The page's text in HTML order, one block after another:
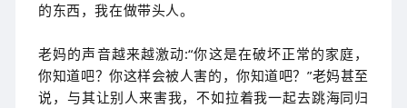
的东西，我在做带头人。
老妈的声音越来越激动:“你这是在破坏正常的家庭，
你知道吧？你这样会被人害的，你知道吧？”老妈甚至
说，与其让别人来害我，不如拉着我一起去跳海同归